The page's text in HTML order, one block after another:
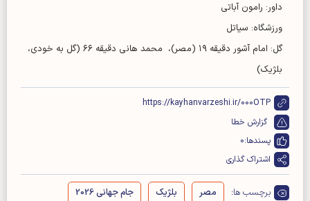
داور: رامون آباتی
ورزشگاه: سیاتل
گل: امام آشور دقیقه ۱۹ (مصر)، محمد هانی دقیقه ۶۶ (گل به خودی،
بلژیک)
https://kayhanvarzeshi.ir/000OTP
گزارش خطا
پسندها:0
اشتراک گذاری
برچسب ها: مصر بلژیک جام جهانی 2026